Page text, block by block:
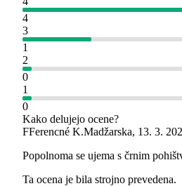
4
3
1
2
0
1
0
Kako delujejo ocene?
FFerencné K.Madžarska, 13. 3.
Popolnoma se ujema s črnim
Ta ocena je bila strojno prevedena.